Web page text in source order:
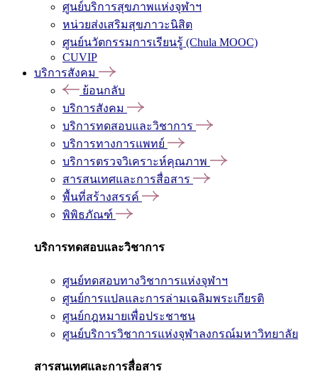
ศูนย์บริการสุขภาพแห่งจุฬาฯ
หน่วยส่งเสริมสุขภาวะนิสิต
ศูนย์นวัตกรรมการเรียนรู้ (Chula MOOC)
CUVIP
บริการสังคม
ย้อนกลับ
บริการสังคม
บริการทดสอบและวิชาการ
บริการทางการแพทย์
บริการตรวจวิเคราะห์คุณภาพ
สารสนเทศและการสื่อสาร
พื้นที่สร้างสรรค์
พิพิธภัณฑ์
บริการทดสอบและวิชาการ
ศูนย์ทดสอบทางวิชาการแห่งจุฬาฯ
ศูนย์การแปลและการล่ามเฉลิมพระเกียรติ
ศูนย์กฎหมายเพื่อประชาชน
ศูนย์บริการวิชาการแห่งจุฬาลงกรณ์มหาวิทยาลัย
สารสนเทศและการสื่อสาร